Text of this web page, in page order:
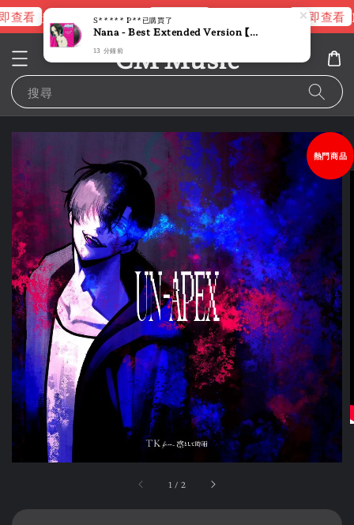
看 進擊的巨人片頭曲 立即查看 立即查看
CM Music
搜尋
1 / 2
熱門商品
S***** P**已購買了
Nana - Best Extended Version 【粉紫潑墨彩膠】（黑膠唱片 LP）
13 分鐘前